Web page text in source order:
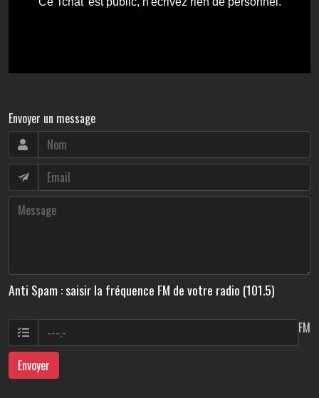
Envoyer un message
Anti Spam : saisir la fréquence FM de votre radio (101.5)
FM
Envoyer